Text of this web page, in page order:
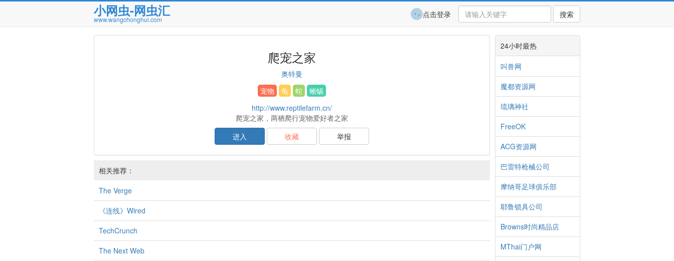
小网虫-网虫汇
www.wangchonghui.com 搜索
点击登录
爬宠之家
奥特曼
宠物
龟 蛇
蜥蜴
http://www.reptilefarm.cn/
爬宠之家，两栖爬行宠物爱好者之家
进入
收藏 举报
相关推荐：
The Verge
《连线》Wired
TechCrunch
The Next Web
24小时最热
叫兽网
魔都资源网
琉璃神社
FreeOK
ACG资源网
巴雷特枪械公司
摩纳哥足球俱乐部
耶鲁锁具公司
Browns时尚精品店
MThai门户网